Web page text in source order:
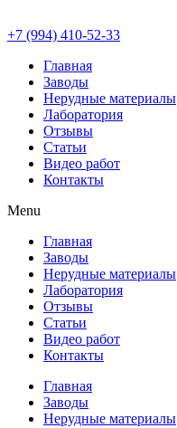
+7 (994) 410-52-33
Главная
Заводы
Нерудные материалы
Лаборатория
Отзывы
Статьи
Видео работ
Контакты
Menu
Главная
Заводы
Нерудные материалы
Лаборатория
Отзывы
Статьи
Видео работ
Контакты
Главная
Заводы
Нерудные материалы